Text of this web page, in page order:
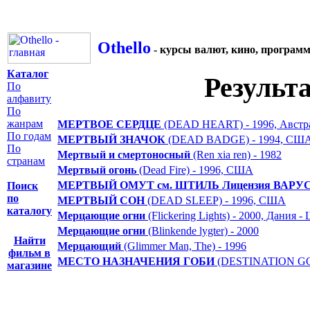
Othello - курсы валют, кино,
Каталог
По
алфавиту
По
жанрам
По годам
По
странам
Поиск
по
каталогу
Найти
фильм в
магазине
МЕРТВОЕ СЕРДЦЕ (DEAD HEART) - 1996,
МЕРТВЫЙ ЗНАЧОК (DEAD BADGE) - 1994,
Мертвый и смертоносный (Ren xia ren) - 1982
Мертвый огонь (Dead Fire) - 1996, США
МЕРТВЫЙ ОМУТ см. ШТИЛЬ Лицензия
МЕРТВЫЙ СОН(DEAD SLEEP) - 1996, США
Мерцающие огни (Flickering Lights) - 2000, Дания -
Мерцающие огни (Blinkende lygter) - 2000
Мерцающий (Glimmer Man, The) - 1996
МЕСТО НАЗНАЧЕНИЯ ГОБИ(DESTINATION